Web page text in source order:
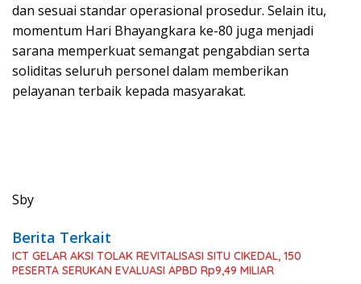
dan sesuai standar operasional prosedur. Selain itu,
momentum Hari Bhayangkara ke-80 juga menjadi
sarana memperkuat semangat pengabdian serta
soliditas seluruh personel dalam memberikan
pelayanan terbaik kepada masyarakat.
Sby
Berita Terkait
ICT GELAR AKSI TOLAK REVITALISASI SITU CIKEDAL, 150
PESERTA SERUKAN EVALUASI APBD Rp9,49 MILIAR